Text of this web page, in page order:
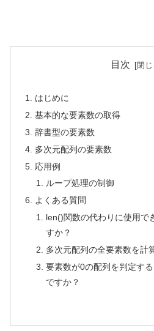
目次
はじめに
基本的な要素数の取得
辞書型の要素数
多次元配列の要素数
応用例
ループ処理の制御
よくある質問
len()関数の代わりに使用で
すか？
多次元配列の全要素数を計
要素数が0の配列を判定す
ですか？